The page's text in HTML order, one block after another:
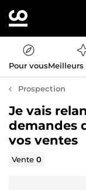
Pour vousMeilleurs
Prospection
Je vais
demandes
vos ventes
Vente0